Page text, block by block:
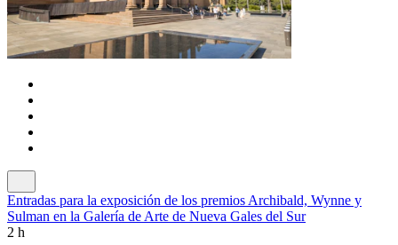
Entradas para la exposición de los premios Archibald, Wynne y
Sulman en la Galería de Arte de Nueva Gales del Sur
2 h